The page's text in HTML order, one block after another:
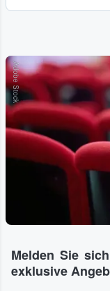
Adobe Stock
Melden Sie
exklusive